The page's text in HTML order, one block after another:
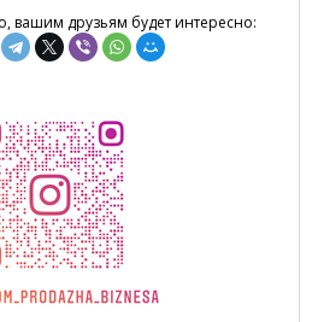
вашим друзьям будет интересно: